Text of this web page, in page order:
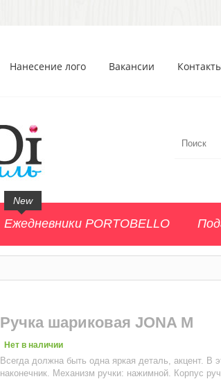
Нанесение лого Вакансии
Ежедневники PORTOBELLO
New
Ручка шариковая JONA M
Нет в наличии
Всегда должна быть одна яркая деталь, акцент. В
наконечник. Механизм ручки: нажимной. Корпус